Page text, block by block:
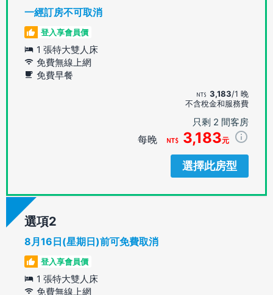
一經訂房不可取消
登入享會員價
1 張特大雙人床
免費無線上網
免費早餐
3,183/1 晚
不含稅金和服務費
只剩 2 間客房
每晚 3,183元
選擇此房型
選項
8月16日(星期日)前可免費取消
登入享會員價
1 張特大雙人床
免費無線上網